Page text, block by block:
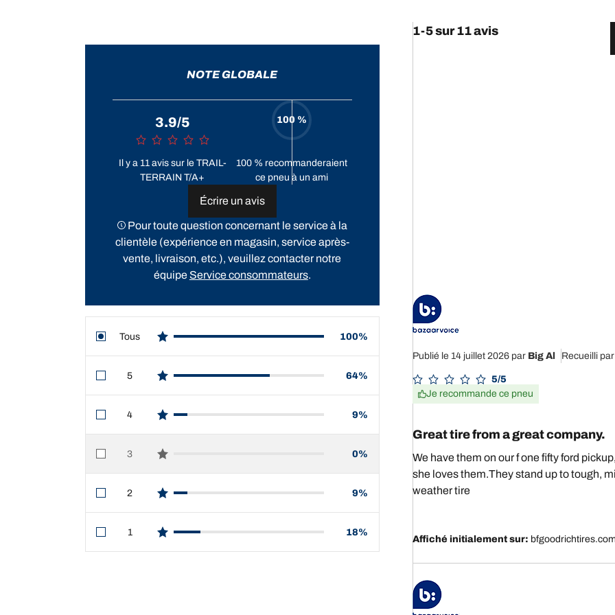
NOTE GLOBALE
3.9/5
Il y a 11 avis sur le TRAIL-
TERRAIN T/A+
100 %
100 % recommanderaient
ce pneu à un ami
Écrire un avis
Pour toute question concernant le service à la
clientèle (expérience en magasin, service après-
vente, livraison, etc.), veuillez contacter notre
équipeService consommateurs.
Tous
star reviews
100%
5
star reviews
64%
4
star reviews
9%
3
star reviews
0%
2
star reviews
9%
1
star reviews
18%
1-5 sur 11 avis
Publié le 14 juillet 2026 par Big Al Recueilli par
5/5
Je recommande ce pneu
Great tire from a great company.
We have them on our f one fifty ford
she loves them.They stand up to tough,
weather tire
Affiché initialement sur: